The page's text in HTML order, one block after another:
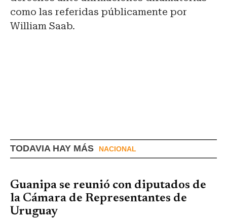
como las referidas públicamente por
William Saab.
TODAVIA HAY MÁS NACIONAL
Guanipa se reunió con diputados de
la Cámara de Representantes de
Uruguay